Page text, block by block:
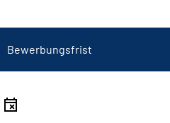
Bewerbungsfrist